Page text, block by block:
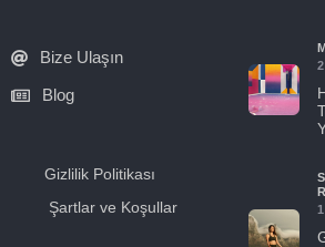
Bize Ulaşın
Blog
Gizlilik Politikası
Şartlar ve Koşullar